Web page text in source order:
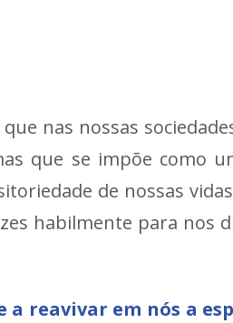
nas nossas
que se impõe como
de nossas
habilmente para nos
a reavivar em nós a